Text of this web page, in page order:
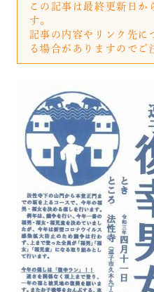
この記事は最終更新日か
す。
記事の内容やリンク先に
る場合がありますのでご